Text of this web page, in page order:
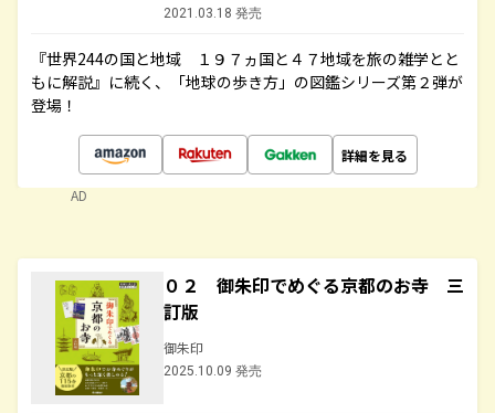
2021.03.18 発売
『世界244の国と地域 １９７ヵ国と４７地域を旅の雑学とと
もに解説』に続く、「地球の歩き方」の図鑑シリーズ第２弾が
登場！
詳細を見る
AD
０２ 御朱印でめぐる京都のお寺 三
訂版
御朱印
2025.10.09 発売